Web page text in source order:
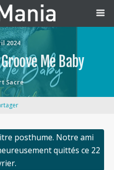
2024
Me Baby
Sacre
posthume. Notre ami
quittés ce 22